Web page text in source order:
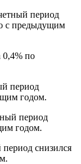
период
с предыдущим
0,4% по
период
годом.
период
годом.
снизился